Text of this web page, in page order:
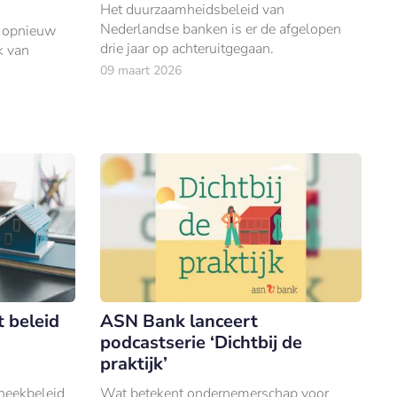
van
Het duurzaamheidsbeleid van
Nederlandse banken is er de afgelopen
drie jaar op achteruitgegaan.
09 maart 2026
beleid
ASN Bank lanceert
podcastserie ‘Dichtbij de
praktijk’